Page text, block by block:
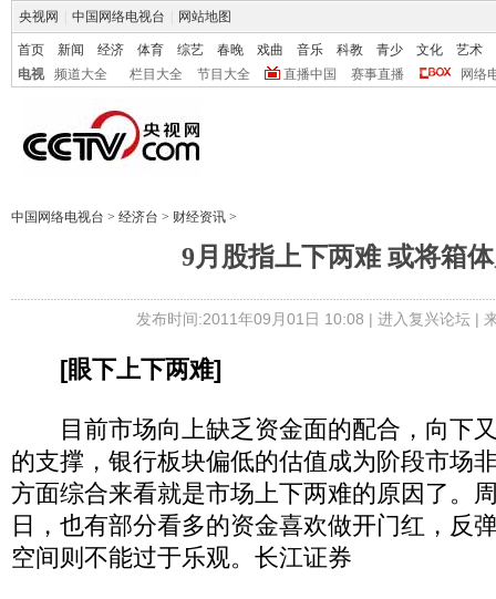
央视网 中国网络电视台 网站地图
首页 新闻 经济 体育 综艺 春晚 戏曲 音乐 科教 青少 文化
艺术
电视
频道大全 栏目大全 节目大全 直播中国 赛事直播 网络
中国网络电视台 > 经济台 > 财经资讯 >
9月股指上下两难 或将箱
发布时间:2011年09月01日 10:08 | 进入复兴论坛|
[眼下上下两难]
目前市场向上缺乏资金面的配合，向下
的支撑，银行板块偏低的估值成为阶段市场
方面综合来看就是市场上下两难的原因了。
日，也有部分看多的资金喜欢做开门红，反
空间则不能过于乐观。长江证券